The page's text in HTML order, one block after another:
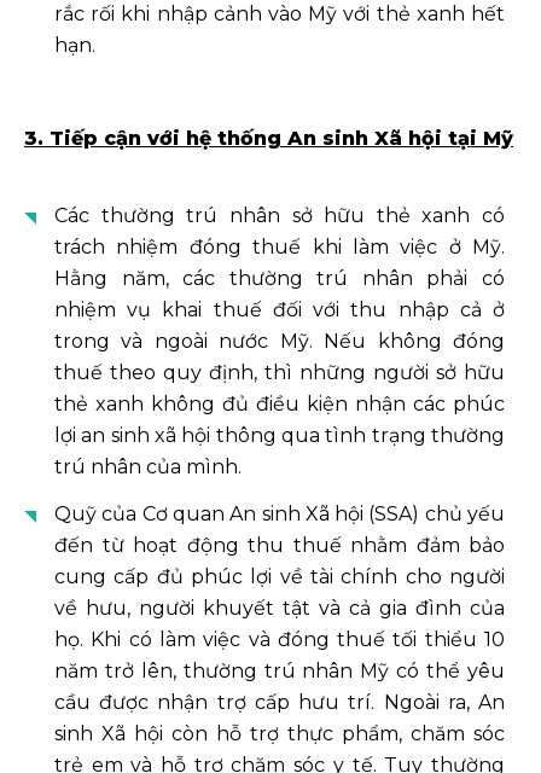
rắc rối khi nhập cảnh vào Mỹ với thẻ xanh hết
hạn.
3. Tiếp cận với hệ thống An sinh Xã hội tại Mỹ
Các thường trú nhân sở hữu thẻ xanh có
trách nhiệm đóng thuế khi làm việc ở Mỹ.
Hằng năm, các thường trú nhân phải có
nhiệm vụ khai thuế đối với thu nhập cả ở
trong và ngoài nước Mỹ. Nếu không đóng
thuế theo quy định, thì những người sở hữu
thẻ xanh không đủ điều kiện nhận các phúc
lợi an sinh xã hội thông qua tình trạng thường
trú nhân của mình.
Quỹ của Cơ quan An sinh Xã hội (SSA) chủ yếu
đến từ hoạt động thu thuế nhằm đảm bảo
cung cấp đủ phúc lợi về tài chính cho người
về hưu, người khuyết tật và cả gia đình của
họ. Khi có làm việc và đóng thuế tối thiểu 10
năm trở lên, thường trú nhân Mỹ có thể yêu
cầu được nhận trợ cấp hưu trí. Ngoài ra, An
sinh Xã hội còn hỗ trợ thực phẩm, chăm sóc
trẻ em và hỗ trợ chăm sóc y tế. Tuy thường